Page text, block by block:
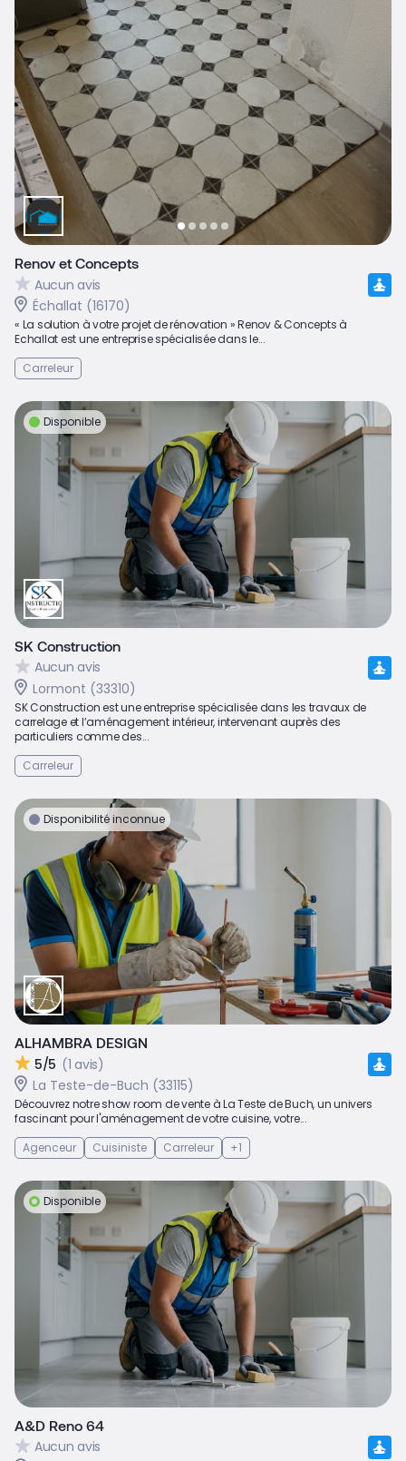
Renov et Concepts
Aucun avis
Échallat (16170)
« La solution à votre projet de rénovation » Renov & Concepts à
Echallat est une entreprise spécialisée dans le...
Carreleur
Disponible
SK Construction
Aucun avis
Lormont (33310)
SK Construction est une entreprise spécialisée dans les travaux de
carrelage et l’aménagement intérieur, intervenant auprès des
particuliers comme des...
Carreleur
Disponibilité inconnue
ALHAMBRA DESIGN
5/5 (1 avis)
La Teste-de-Buch (33115)
Découvrez notre show room de vente à La Teste de Buch, un univers
fascinant pour l'aménagement de votre cuisine, votre...
Agenceur
Cuisiniste Carreleur +1
Disponible
A&D Reno 64
Aucun avis